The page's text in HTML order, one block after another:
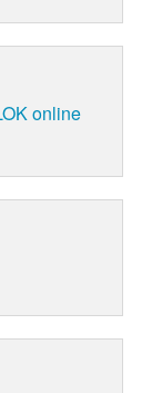
online